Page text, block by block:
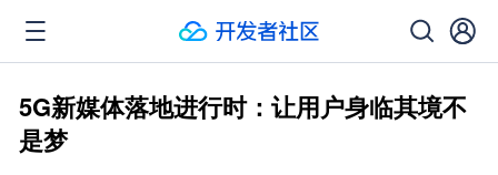
5G新媒体落地进行时：让用户身临其境不
是梦